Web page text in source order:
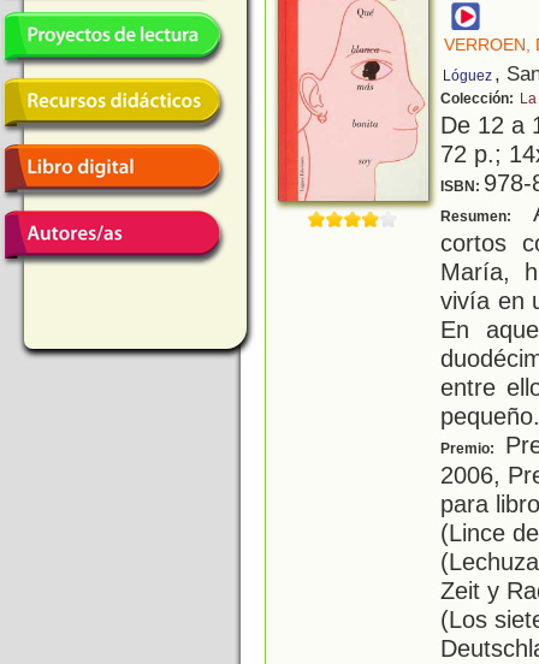
VERROEN,
Lóguez ,
Colección:
De 12 a
72 p.;
ISBN: 978-
Resumen:
cortos
María,
vivía en
En
entre
pequeño
Premio:
2006,
para
(Lince
Zeit y
(Los